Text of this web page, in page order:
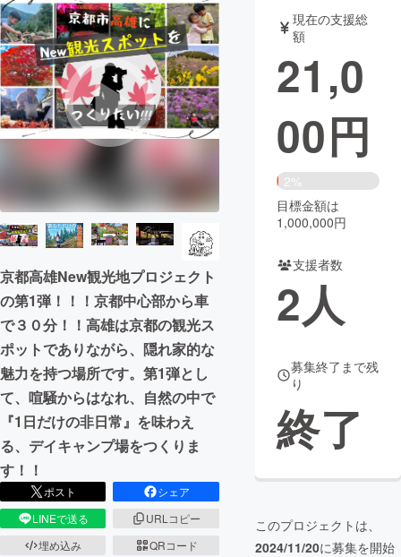
テクノロジー・ガジェット
映像・映画 書籍・雑誌
ビジネス・起業 チャレンジ
まちづくり・地域活性化
CAMPFIRE for Social Good
CAMPFIRE Creation
CAMPFIREふるさと納税machi-ya コミュニティ
京都高雄New観光地プロジェクト︎
の第1弾！！！京都中心部から車
で３０分！！高雄は京都の観光ス
ポットでありながら、隠れ家的な
魅力を持つ場所です。第1弾とし
て、喧騒からはなれ、自然の中で
『1日だけの非日常』を味わえ
る、デイキャンプ場をつくりま
す︎！！
ポスト
シェア
LINEで送る
URLコピー
埋め込み
QRコード
現在の支援総
額
21,0
00円
2%
目標金額は
1,000,000円
支援者数
2人
募集終了まで残
り
終了
このプロジェクトは、
2024/11/20に募集を開始